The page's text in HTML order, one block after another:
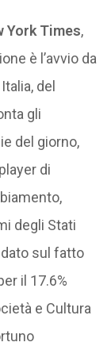
York Times,
è l’avvio da
del
gli
del giorno,
di
degli Stati
sul fatto
il 17.6%
e Cultura